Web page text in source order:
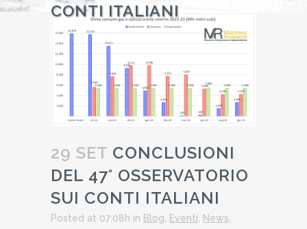
CONTI ITALIANI
29 SET CONCLUSIONI
DEL 47° OSSERVATORIO
SUI CONTI ITALIANI
Posted at 07:08h in Blog Eventi News